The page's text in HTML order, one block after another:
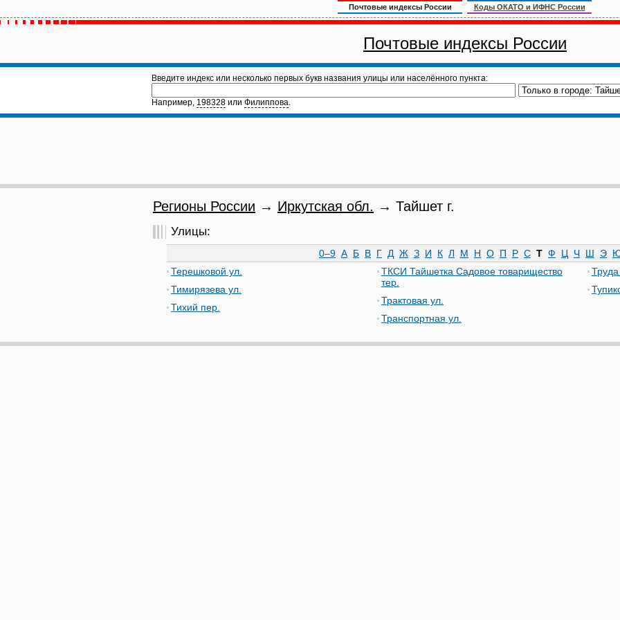
Почтовые индексы России Коды ОКАТО и ИФНС России
Почтовые индексы России
Введите индекс или несколько первых букв названия улицы или населённого пункта:
Например, 198328 или Филиппова.
Регионы России → Иркутская обл. → Тайшет г.
Улицы:
0–9 А Б В Г Д Ж З И К Л М Н О П Р С Т Ф Ц Ч Ш Э
Терешковой ул.
Тимирязева ул.
Тихий пер.
ТКСИ Тайшетка Садовое товарищество
тер.
Трактовая ул.
Транспортная ул.
Труда